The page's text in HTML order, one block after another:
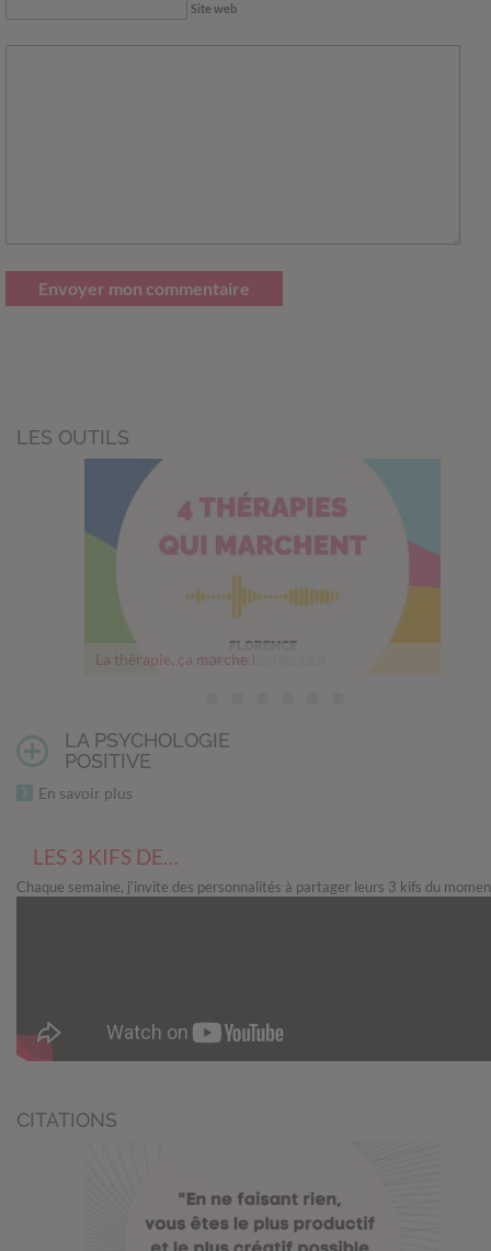
Site web
Envoyer mon commentaire
LES OUTILS
La thérapie, ça marche !
Thérapie, comment franchir le pas
Mesurer son bonheur
Un cerveau en pleine forme
Comment les relations nourrissent notre cerveau
Les 5 objectifs philosophiques du Memento mori
Questions avant un abandon
LA PSYCHOLOGIE
POSITIVE
En savoir plus
LES 3 KIFS DE…
Chaque semaine, j’invite des personnalités à partager leurs 3 kifs du
CITATIONS